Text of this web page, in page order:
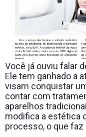
Você já ouviu falar
Ele tem ganhado a
visam conquistar
contar com
aparelhos
modifica a estética
processo, o que faz